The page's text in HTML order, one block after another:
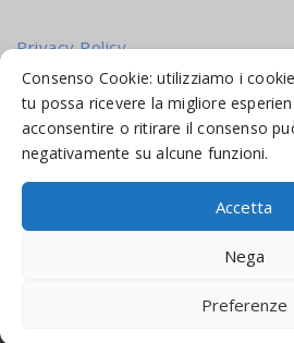
Consenso Cookie: utilizziamo i
tu possa ricevere la migliore
acconsentire o ritirare il consenso
negativamente su alcune funzioni.
Accetta
Nega
Preferenze
Privacy Policy
Cookie Policy
MADE WEB